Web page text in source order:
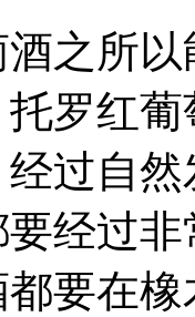
之所
罗红
过自
经过
要在